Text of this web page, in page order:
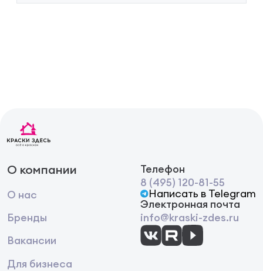
О компании
О нас
Бренды
Вакансии
Для бизнеса
Телефон
8 (495) 120-81-55
Написать в Telegram
Электронная почта
info@kraski-zdes.ru